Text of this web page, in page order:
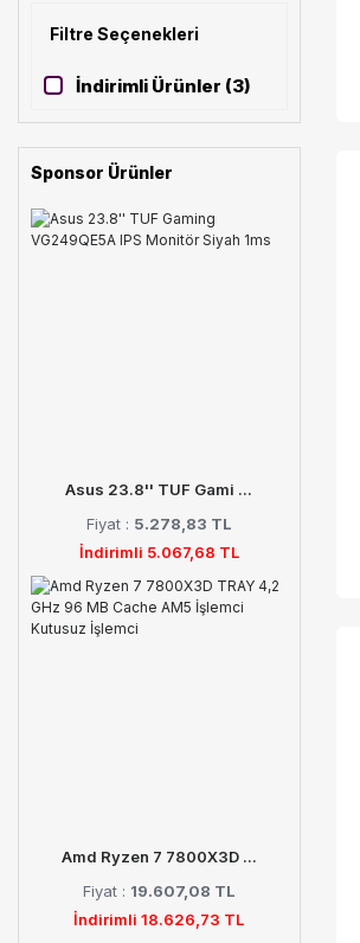
1000 TL - 1999 TL (1)
Filtre Seçenekleri
İndirimli Ürünler (3)
Sponsor Ürünler
Asus 23.8'' TUF Gami ...
Fiyat : 5.278,83 TL
İndirimli 5.067,68 TL
Amd Ryzen 7 7800X3D ...
Fiyat : 19.607,08 TL
İndirimli 18.626,73 TL